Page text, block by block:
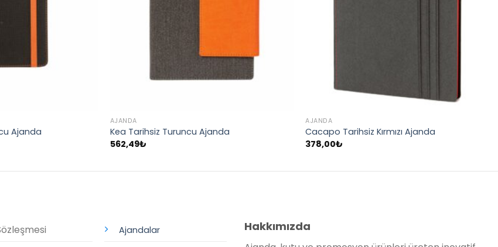
Ajanda
AJANDA
Kea Tarihsiz Turuncu Ajanda
562,49₺
AJANDA
Cacapo Tarihsiz Kırmızı Ajanda
378,00₺
Ajandalar Hakkımızda